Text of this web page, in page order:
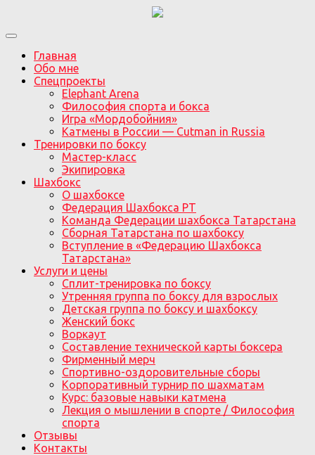
Главная
Обо мне
Спецпроекты
Elephant Arena
Философия спорта и бокса
Игра «Мордобойния»
Катмены в России — Cutman in Russia
Тренировки по боксу
Мастер-класс
Экипировка
Шахбокс
О шахбоксе
Федерация Шахбокса РТ
Команда Федерации шахбокса Татарстана
Сборная Татарстана по шахбоксу
Вступление в «Федерацию Шахбокса
Татарстана»
Услуги и цены
Сплит-тренировка по боксу
Утренняя группа по боксу для взрослых
Детская группа по боксу и шахбоксу
Женский бокс
Воркаут
Составление технической карты боксера
Фирменный мерч
Спортивно-оздоровительные сборы
Корпоративный турнир по шахматам
Курс: базовые навыки катмена
Лекция о мышлении в спорте / Философия
спорта
Отзывы
Контакты